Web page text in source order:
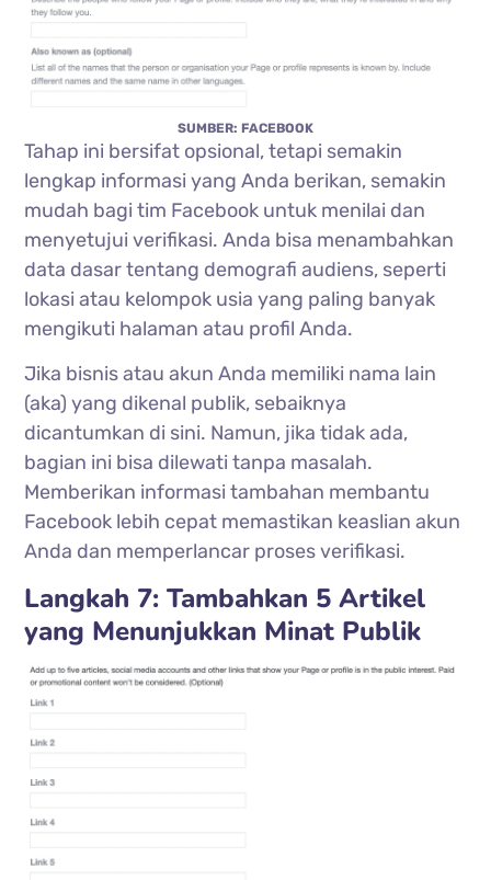
SUMBER: FACEBOOK
Tahap ini bersifat opsional, tetapi semakin
lengkap informasi yang Anda berikan, semakin
mudah bagi tim Facebook untuk menilai dan
menyetujui verifikasi. Anda bisa menambahkan
data dasar tentang demografi audiens, seperti
lokasi atau kelompok usia yang paling banyak
mengikuti halaman atau profil Anda.
Jika bisnis atau akun Anda memiliki nama lain
(aka) yang dikenal publik, sebaiknya
dicantumkan di sini. Namun, jika tidak ada,
bagian ini bisa dilewati tanpa masalah.
Memberikan informasi tambahan membantu
Facebook lebih cepat memastikan keaslian akun
Anda dan memperlancar proses verifikasi.
Langkah 7: Tambahkan 5 Artikel
yang Menunjukkan Minat Publik